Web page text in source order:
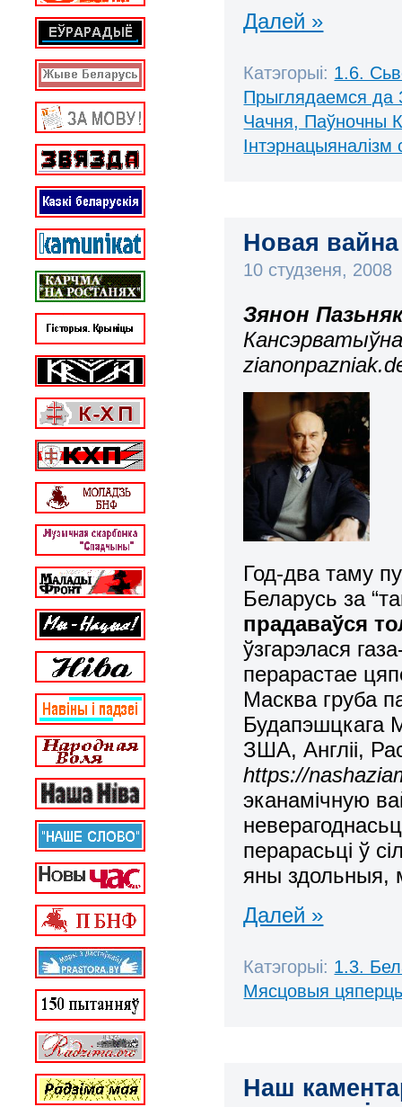
Далей »
Катэгорыі: 1.6.
Прыглядаемся да
Чачня, Паўночны
Інтэрнацыяналізм
Новая вайна
10 студзеня, 2008
Зянон
Год-два таму
Беларусь за
прадаваўся
ўзгарэлася
перарастае
Масква груба
Будапэшцкага
ЗША, Англіі,
https://
эканамічную
перарасьці ў
яны здольныя,
Далей »
Катэгорыі: 1.3.
Мясцовыя
Наш